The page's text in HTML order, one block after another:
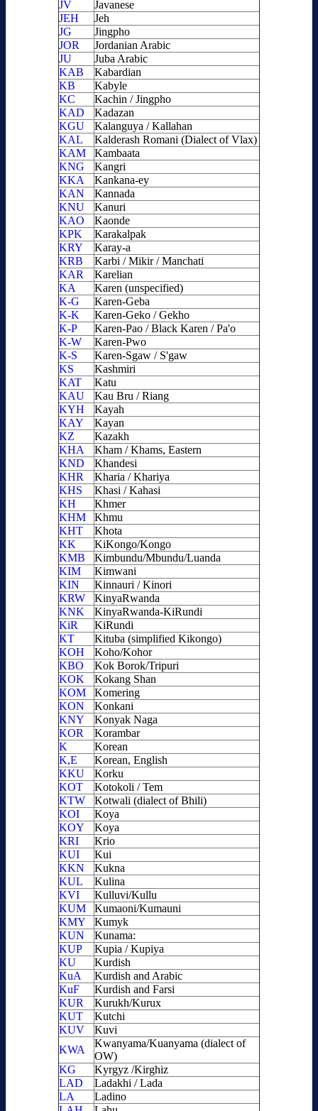
JV
Javanese
JEH
Jeh
JG
Jingpho
JOR
Jordanian Arabic
JU
Juba Arabic
KAB
Kabardian
KB
Kabyle
KC
Kachin / Jingpho
KAD
Kadazan
KGU
Kalanguya / Kallahan
KAL
Kalderash Romani (Dialect of Vlax)
KAM
Kambaata
KNG
Kangri
KKA
Kankana-ey
KAN
Kannada
KNU
Kanuri
KAO
Kaonde
KPK
Karakalpak
KRY
Karay-a
KRB
Karbi / Mikir / Manchati
KAR
Karelian
KA
Karen (unspecified)
K-G
Karen-Geba
K-K
Karen-Geko / Gekho
K-P
Karen-Pao / Black Karen / Pa'o
K-W
Karen-Pwo
K-S
Karen-Sgaw / S'gaw
KS
Kashmiri
KAT
Katu
KAU
Kau Bru / Riang
KYH
Kayah
KAY
Kayan
KZ
Kazakh
KHA
Kham / Khams, Eastern
KND
Khandesi
KHR
Kharia / Khariya
KHS
Khasi / Kahasi
KH
Khmer
KHM
Khmu
KHT
Khota
KK
KiKongo/Kongo
KMB
Kimbundu/Mbundu/Luanda
KIM
Kimwani
KIN
Kinnauri / Kinori
KRW
KinyaRwanda
KNK
KinyaRwanda-KiRundi
KiR
KiRundi
KT
Kituba (simplified Kikongo)
KOH
Koho/Kohor
KBO
Kok Borok/Tripuri
KOK
Kokang Shan
KOM
Komering
KON
Konkani
KNY
Konyak Naga
KOR
Korambar
K
Korean
K,E
Korean, English
KKU
Korku
KOT
Kotokoli / Tem
KTW
Kotwali (dialect of Bhili)
KOI
Koya
KOY
Koya
KRI
Krio
KUI
Kui
KKN
Kukna
KUL
Kulina
KVI
Kulluvi/Kullu
KUM
Kumaoni/Kumauni
KMY
Kumyk
KUN
Kunama:
KUP
Kupia / Kupiya
KU
Kurdish
KuA
Kurdish and Arabic
KuF
Kurdish and Farsi
KUR
Kurukh/Kurux
KUT
Kutchi
KUV
Kuvi
KWA
Kwanyama/Kuanyama (dialect of
OW)
KG
Kyrgyz /Kirghiz
LAD
Ladakhi / Lada
LA
Ladino